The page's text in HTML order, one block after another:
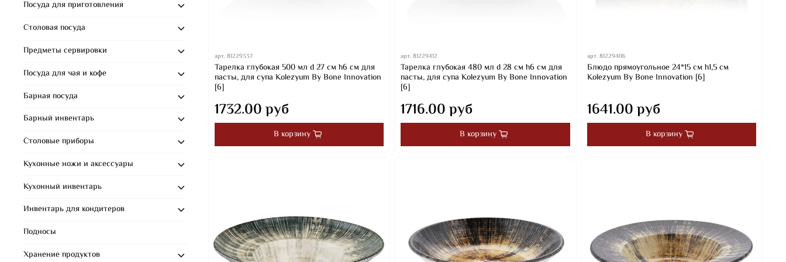
арт.81229337
Тарелка глубокая 500 мл d 27 см h6 см для
пасты, для супа Kolezyum By Bone Innovation
[6]
1732.00 руб
В корзину
арт.81229412
Тарелка глубокая 480 мл d 28 см h6 см для
пасты, для супа Kolezyum By Bone Innovation
[6]
1716.00 руб
В корзину
арт.81229406
Блюдо прямоугольное 24*15 см h1,5 см
Kolezyum By Bone Innovation [6]
1641.00 руб
В корзину
Посуда для приготовления
Столовая посуда
Предметы сервировки
Посуда для чая и кофе
Барная посуда
Барный инвентарь
Столовые приборы
Кухонные ножи и аксессуары
Кухонный инвентарь
Инвентарь для кондитеров
Подносы
Хранение продуктов